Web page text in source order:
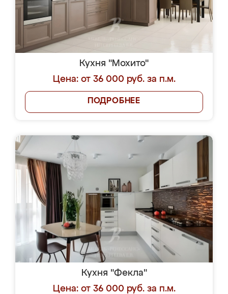
Кухня "Мохито"
Цена: от 36 000 руб. за п.м.
ПОДРОБНЕЕ
Кухня "Фекла"
Цена: от 36 000 руб. за п.м.